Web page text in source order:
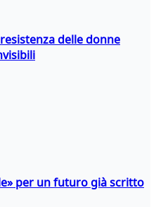
delle donne
per un futuro già scritto